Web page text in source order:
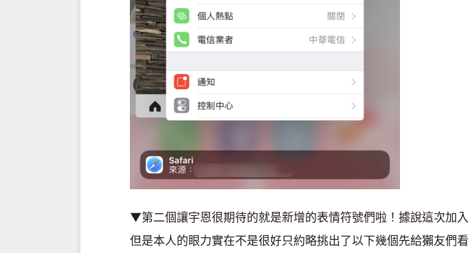
▼第二個讓宇恩很期待的就是新增的表情符號們啦！據說這次加
但是本人的眼力實在不是很好只約略挑出了以下幾個先給獺友們